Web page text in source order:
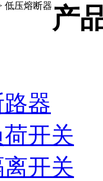
低压熔断器 产
器
开关
开关